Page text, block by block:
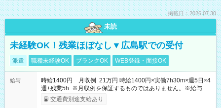
掲載日：2026.07.30
未読
未経験OK！残業ほぼなし▼広島駅での受付
派遣 職種未経験OK ブランクOK WEB登録・面接OK
給与
時給1400円 月収例 21万円 時給1400円×実働7h30m×週5日×4
週+残業5h ※月収例を保証するものではありません。※給与即
受取りサービス利用可（利用条件有）
交通費別途支給あり